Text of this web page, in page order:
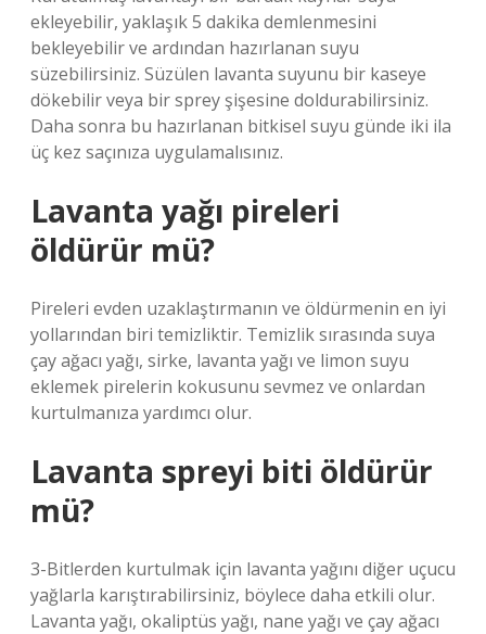
ekleyebilir, yaklaşık 5 dakika demlenmesini
bekleyebilir ve ardından hazırlanan suyu
süzebilirsiniz. Süzülen lavanta suyunu bir kaseye
dökebilir veya bir sprey şişesine doldurabilirsiniz.
Daha sonra bu hazırlanan bitkisel suyu günde iki ila
üç kez saçınıza uygulamalısınız.
Lavanta yağı pireleri
öldürür mü?
Pireleri evden uzaklaştırmanın ve öldürmenin en iyi
yollarından biri temizliktir. Temizlik sırasında suya
çay ağacı yağı, sirke, lavanta yağı ve limon suyu
eklemek pirelerin kokusunu sevmez ve onlardan
kurtulmanıza yardımcı olur.
Lavanta spreyi biti öldürür
mü?
3-Bitlerden kurtulmak için lavanta yağını diğer uçucu
yağlarla karıştırabilirsiniz, böylece daha etkili olur.
Lavanta yağı, okaliptüs yağı, nane yağı ve çay ağacı